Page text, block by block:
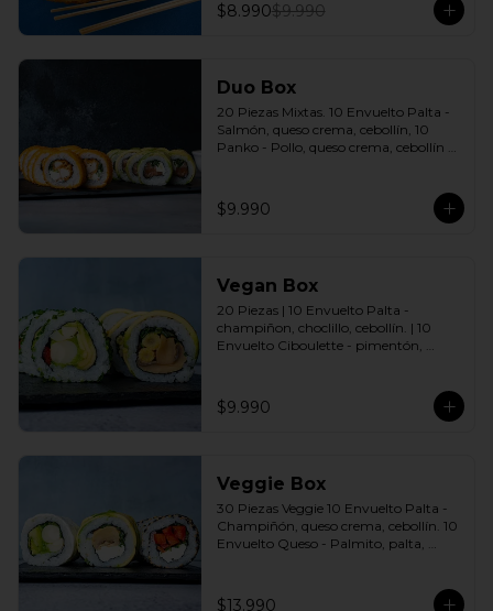
$8.990$9.990
Duo Box
20 Piezas Mixtas. 10 Envuelto Palta -
Salmón, queso crema, cebollín, 10
Panko - Pollo, queso crema, cebollín
$9.990
Vegan Box
20 Piezas | 10 Envuelto Palta -
champiñon, choclillo, cebollín. | 10
Envuelto Ciboulette - pimentón,
palitos
$9.990
Veggie Box
30 Piezas Veggie 10 Envuelto Palta -
Champiñón, queso crema, cebollín. 10
Envuelto Queso - Palmito, palta,
Incluye: 3 Salsas a elección soya o
$13.990